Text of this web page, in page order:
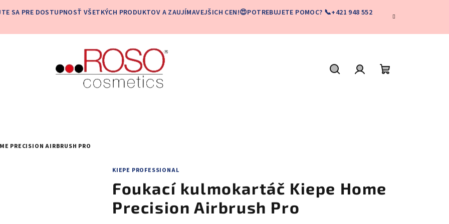
SA PRE DOSTUPNOSŤ VŠETKÝCH PRODUKTOV A ZAUJÍMAVEJŠICH CEN!😍POTREBUJETE POMOC? 📞+421 948 552
PRECISION AIRBRUSH PRO
KIEPE PROFESSIONAL
Foukací kulmokartáč Kiepe Home
Precision Airbrush Pro